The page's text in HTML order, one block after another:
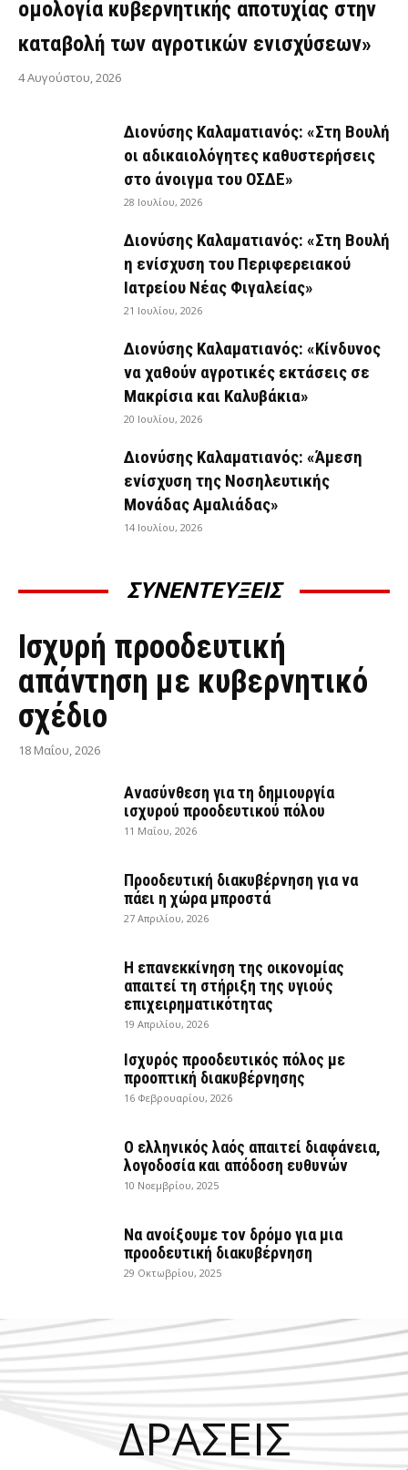
ομολογία κυβερνητικής αποτυχίας στην
καταβολή των αγροτικών ενισχύσεων»
4 Αυγούστου, 2026
Διονύσης Καλαματιανός: «Στη Βουλή
οι αδικαιολόγητες καθυστερήσεις
στο άνοιγμα του ΟΣΔΕ»
28 Ιουλίου, 2026
Διονύσης Καλαματιανός: «Στη Βουλή
η ενίσχυση του Περιφερειακού
Ιατρείου Νέας Φιγαλείας»
21 Ιουλίου, 2026
Διονύσης Καλαματιανός: «Κίνδυνος
να χαθούν αγροτικές εκτάσεις σε
Μακρίσια και Καλυβάκια»
20 Ιουλίου, 2026
Διονύσης Καλαματιανός: «Άμεση
ενίσχυση της Νοσηλευτικής
Μονάδας Αμαλιάδας»
14 Ιουλίου, 2026
ΣΥΝΕΝΤΕΥΞΕΙΣ
ΣΥΝΕΝΤΕΎΞΕΙΣ
Ισχυρή προοδευτική
απάντηση με κυβερνητικό
σχέδιο
18 Μαΐου, 2026
Ανασύνθεση για τη δημιουργία
ισχυρού προοδευτικού πόλου
11 Μαΐου, 2026
Προοδευτική διακυβέρνηση για να
πάει η χώρα μπροστά
27 Απριλίου, 2026
Η επανεκκίνηση της οικονομίας
απαιτεί τη στήριξη της υγιούς
επιχειρηματικότητας
19 Απριλίου, 2026
Ισχυρός προοδευτικός πόλος με
προοπτική διακυβέρνησης
16 Φεβρουαρίου, 2026
Ο ελληνικός λαός απαιτεί διαφάνεια,
λογοδοσία και απόδοση ευθυνών
10 Νοεμβρίου, 2025
Να ανοίξουμε τον δρόμο για μια
προοδευτική διακυβέρνηση
29 Οκτωβρίου, 2025
ΔΡΑΣΕΙΣ